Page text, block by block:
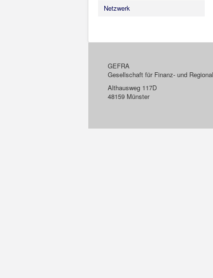
Netzwerk
GEFRA
Gesellschaft für Finanz- und
Althausweg 117D
48159 Münster